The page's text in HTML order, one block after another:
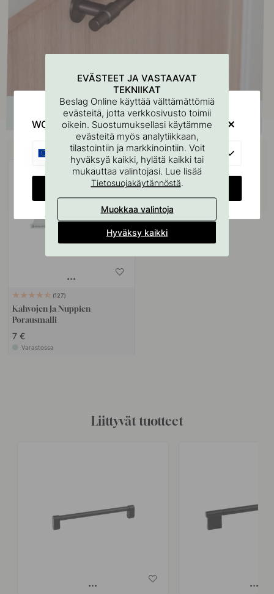
Osta yhdessä
127
Kahvojen Ja Nuppien
Porausmalli
7 €
Varastossa
Liittyvät tuotteet
EVÄSTEET JA VASTAAVAT
TEKNIIKAT
Beslag Online käyttää välttämättömiä
evästeitä, jotta verkkosivusto toimii
oikein. Suostumuksellasi käytämme
evästeitä myös analytiikkaan,
tilastointiin ja markkinointiin. Voit
hyväksyä kaikki, hylätä kaikki tai
mukauttaa valintojasi. Lue lisää
Tietosuojakäytännöstä.
Muokkaa valintoja
Hyväksy kaikki
WOULD YOU RATHER VISIT?
EU
CHANGE COUNTRY